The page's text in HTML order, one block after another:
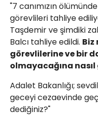
"7 canımızın
görevlileri tahliye
Taşdemir ve şimdiki
Balcı tahliye edildi. Biz
görevlilerine ve bir
olmayacağına
Adalet Bakanlığı;
geceyi cezaevinde
dediğiniz?"